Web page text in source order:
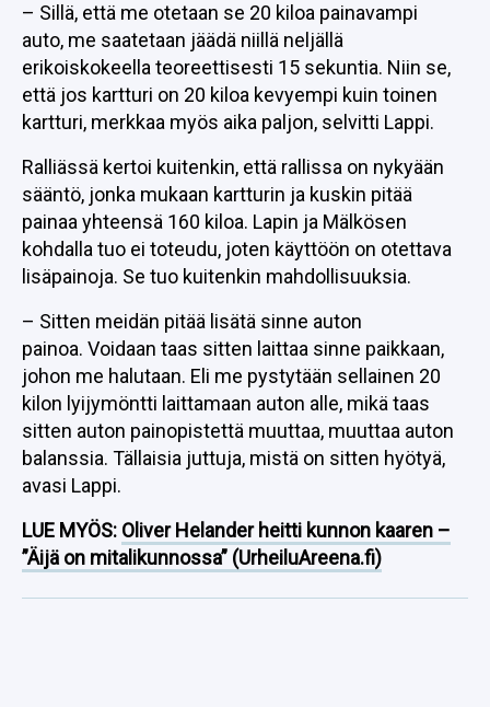
– Sillä, että me otetaan se 20 kiloa painavampi
auto, me saatetaan jäädä niillä neljällä
erikoiskokeella teoreettisesti 15 sekuntia. Niin se,
että jos kartturi on 20 kiloa kevyempi kuin toinen
kartturi, merkkaa myös aika paljon, selvitti Lappi.
Ralliässä kertoi kuitenkin, että rallissa on nykyään
sääntö, jonka mukaan kartturin ja kuskin pitää
painaa yhteensä 160 kiloa. Lapin ja Mälkösen
kohdalla tuo ei toteudu, joten käyttöön on otettava
lisäpainoja. Se tuo kuitenkin mahdollisuuksia.
– Sitten meidän pitää lisätä sinne auton
painoa. Voidaan taas sitten laittaa sinne paikkaan,
johon me halutaan. Eli me pystytään sellainen 20
kilon lyijymöntti laittamaan auton alle, mikä taas
sitten auton painopistettä muuttaa, muuttaa auton
balanssia. Tällaisia juttuja, mistä on sitten hyötyä,
avasi Lappi.
LUE MYÖS: Oliver Helander heitti kunnon kaaren –
”Äijä on mitalikunnossa” (UrheiluAreena.fi)